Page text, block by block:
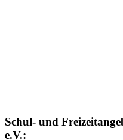
Schul- und
e.V.: